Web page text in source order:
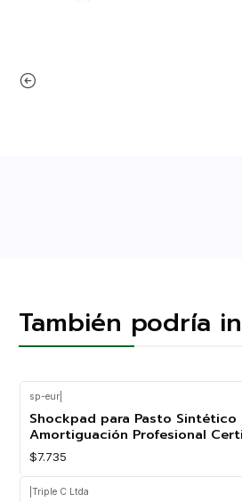
También podría
sp-eur|
Shockpad para Pasto Sintético
Amortiguación Profesional
$7.735
Triple C Ltda